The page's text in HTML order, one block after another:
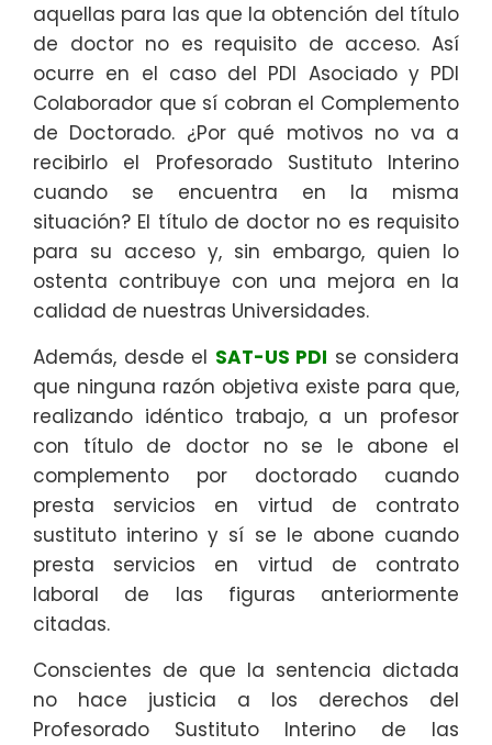
aquellas para las que la obtención del título
de doctor no es requisito de acceso. Así
ocurre en el caso del PDI Asociado y PDI
Colaborador que sí cobran el Complemento
de Doctorado. ¿Por qué motivos no va a
recibirlo el Profesorado Sustituto Interino
cuando se encuentra en la misma
situación? El título de doctor no es requisito
para su acceso y, sin embargo, quien lo
ostenta contribuye con una mejora en la
calidad de nuestras Universidades.
Además, desde el SAT-US PDI se considera
que ninguna razón objetiva existe para que,
realizando idéntico trabajo, a un profesor
con título de doctor no se le abone el
complemento por doctorado cuando
presta servicios en virtud de contrato
sustituto interino y sí se le abone cuando
presta servicios en virtud de contrato
laboral de las figuras anteriormente
citadas.
Conscientes de que la sentencia dictada
no hace justicia a los derechos del
Profesorado Sustituto Interino de las